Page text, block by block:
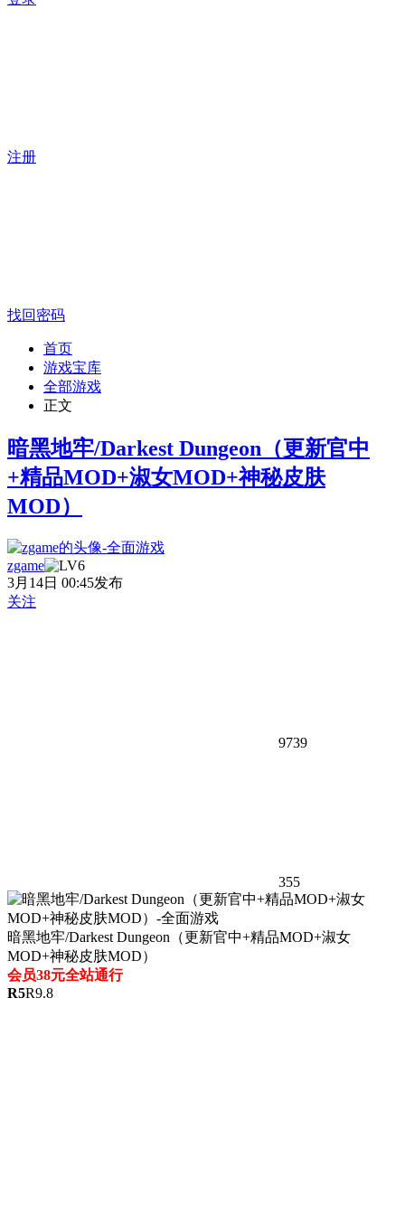
注册
找回密码
首页
游戏宝库
全部游戏
正文
暗黑地牢/Darkest Dungeon（更新官中
+精品MOD+淑女MOD+神秘皮肤
MOD）
zgame
3月14日 00:45发布
关注
9739
355
暗黑地牢/Darkest Dungeon（更新官中+精品MOD+淑女
MOD+神秘皮肤MOD）
会员38元全站通行
R5R9.8